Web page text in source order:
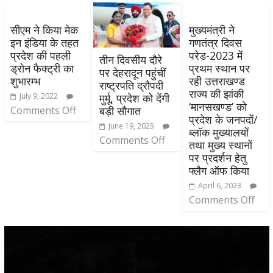
सीएम ने किया मेक
इन इंडिया के तहत
प्रदेश की पहली
ड्रोन फैक्ट्री का
शुभारम्भ
July 9, 2022
Comments Off
तीन दिवसीय दौरे
पर देहरादून पहुंचीं
राष्ट्रपति द्रौपदी
मुर्मू, प्रदेश को देंगी
बड़ी सौगात
June 19, 2025
Comments Off
मुख्यमंत्री ने
गणतंत्र दिवस
परेड-2023 में
प्रथम स्थान पर
रही उत्तराखण्ड
राज्य की झांकी
‘मानसखण्ड’ को
प्रदेश के जनपदों/
ब्लॉक मुख्यालयों
तथा मुख्य स्थानों
पर प्रदर्शन हेतु
फ्लैग ऑफ किया
April 6, 2023
Comments Off